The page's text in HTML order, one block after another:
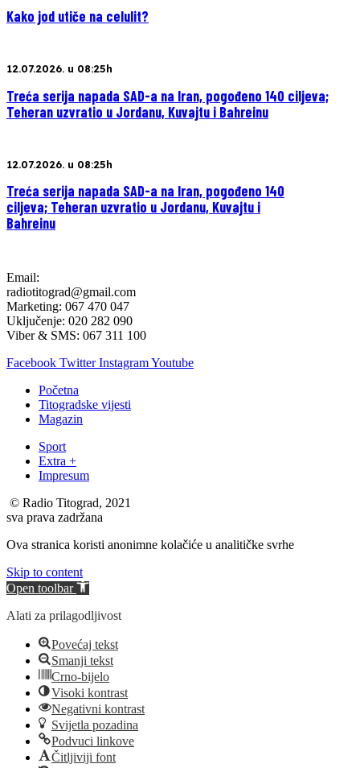
Kako jod utiče na celulit?
12.07.2026. u 08:25h
Treća serija napada SAD-a na Iran, pogođeno 140 ciljeva;
Teheran uzvratio u Jordanu, Kuvajtu i Bahreinu
12.07.2026. u 08:25h
Treća serija napada SAD-a na Iran, pogođeno 140
ciljeva; Teheran uzvratio u Jordanu, Kuvajtu i
Bahreinu
Email:
radiotitograd@gmail.com
Marketing: 067 470 047
Uključenje: 020 282 090
Viber & SMS: 067 311 100
Facebook Twitter InstagramYoutube
Početna
Titogradske vijesti
Magazin
Sport
Extra +
Impresum
© Radio Titograd, 2021
sva prava zadržana
Ova stranica koristi anonimne kolačiće u analitičke svrhe
Skip to content
Open toolbar
Alati za prilagodljivost
Povećaj tekst
Smanji tekst
Crno-bijelo
Visoki kontrast
Negativni kontrast
Svijetla pozadina
Podvuci linkove
Čitljiviji font